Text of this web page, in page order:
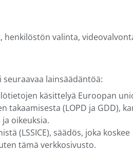
valinta,
lainsäädäntöä:
käsittelyä Euroopan
(LOPD ja GDD),
oikeuksia.
(LSSICE), säädös, joka koskee
tämä verkkosivusto.